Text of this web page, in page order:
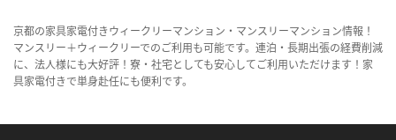
京都の家具家電付きウィークリーマンション・マンスリーマンション情報！
マンスリー＋ウィークリーでのご利用も可能です。連泊・長期出張の経費削減
に、法人様にも大好評！寮・社宅としても安心してご利用いただけます！家
具家電付きで単身赴任にも便利です。